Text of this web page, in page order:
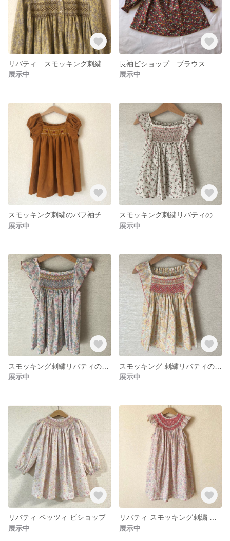
展示中
長袖ビショップ ブラウス
展示中
展示中
展示中
展示中
展示中
リバティ ベッツィ ビショップ
展示中
展示中